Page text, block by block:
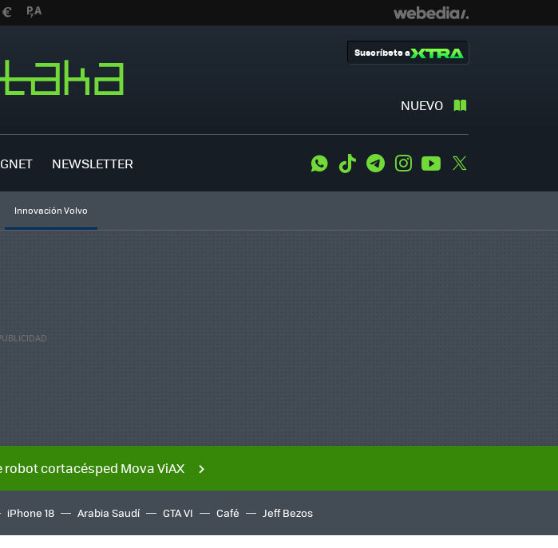
NUEVO
Suscríbete a
NEWSLETTER WhatsApp
Tiktok TelegramInstagramYoutube
Innovación Volvo
robot cortacésped Mova ViAX
iPhone 18 Arabia Saudí GTA VI Café Jeff Bezos